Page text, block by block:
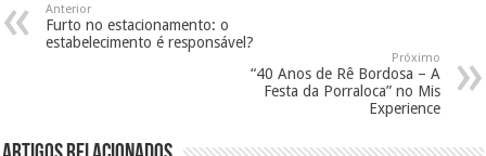
Anterior
Furto no estacionamento: o
estabelecimento é responsável?
Próximo
“40 Anos de Rê Bordosa – A
Festa da Porraloca” no Mis
Experience